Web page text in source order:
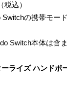
込）
の携帯モード
本体は含まれ
ライズ ハンドポ